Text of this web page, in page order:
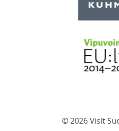
© 2026 Visit